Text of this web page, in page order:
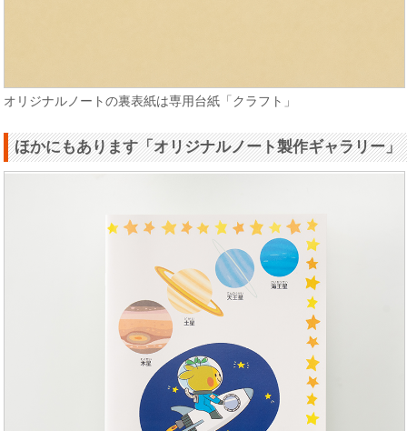
オリジナルノートの裏表紙は専用台紙「クラフト」
ほかにもあります「オリジナルノート製作ギャラリー」